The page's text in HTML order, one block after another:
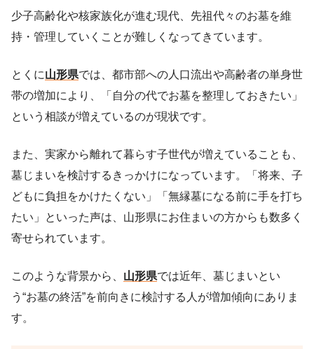
少子高齢化や核家族化が進む現代、先祖代々のお墓を維
持・管理していくことが難しくなってきています。
とくに山形県では、都市部への人口流出や高齢者の単身世
帯の増加により、「自分の代でお墓を整理しておきたい」
という相談が増えているのが現状です。
また、実家から離れて暮らす子世代が増えていることも、
墓じまいを検討するきっかけになっています。「将来、子
どもに負担をかけたくない」「無縁墓になる前に手を打ち
たい」といった声は、山形県にお住まいの方からも数多く
寄せられています。
このような背景から、 山形県では近年、墓じまいとい
う“お墓の終活”を前向きに検討する人が増加傾向にありま
す。